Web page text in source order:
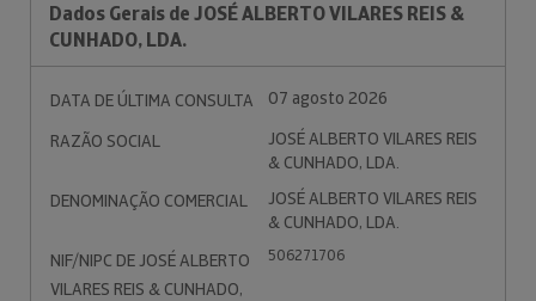
Dados Gerais de JOSÉ ALBERTO VILARES REIS &
CUNHADO, LDA.
DATA DE ÚLTIMA CONSULTA
07 agosto 2026
RAZÃO SOCIAL
JOSÉ ALBERTO VILARES REIS
& CUNHADO, LDA.
DENOMINAÇÃO COMERCIAL
JOSÉ ALBERTO VILARES REIS
& CUNHADO, LDA.
NIF/NIPC DE JOSÉ ALBERTO
VILARES REIS & CUNHADO,
506271706